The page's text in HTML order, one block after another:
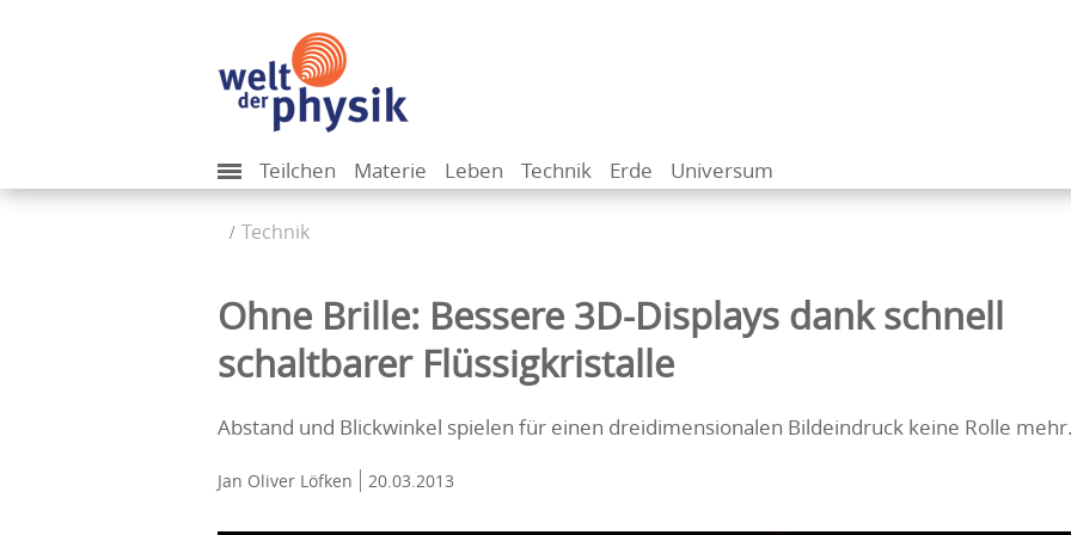
Teilchen Materie Leben Technik Erde Universum
Technik
Ohne Brille: Bessere 3D-Displays dank schnell
schaltbarer Flüssigkristalle
Abstand und Blickwinkel spielen für einen dreidimensionalen Bildeindruck keine Rolle
Jan Oliver Löfken 20.03.2013